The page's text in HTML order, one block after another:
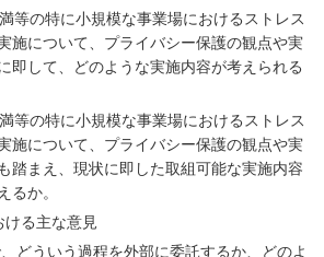
等の特に小規模な事業場におけるストレス
施について、プライバシー保護の観点や実
即して、どのような実施内容が考えられる
等の特に小規模な事業場におけるストレス
施について、プライバシー保護の観点や実
踏まえ、現状に即した取組可能な実施内容
るか。
ける主な意見
どういう過程を外部に委託するか、どのよ